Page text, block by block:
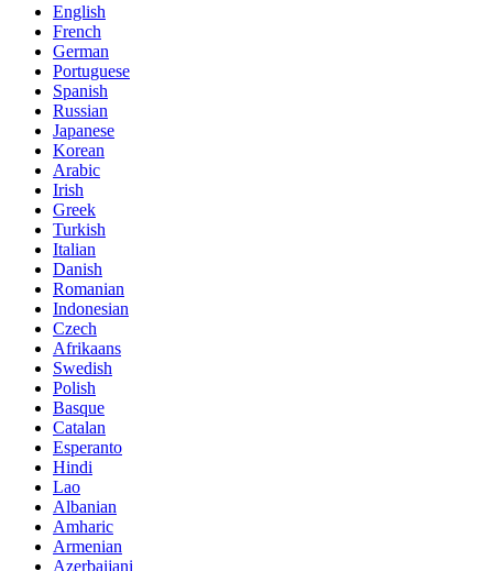
English
French
German
Portuguese
Spanish
Russian
Japanese
Korean
Arabic
Irish
Greek
Turkish
Italian
Danish
Romanian
Indonesian
Czech
Afrikaans
Swedish
Polish
Basque
Catalan
Esperanto
Hindi
Lao
Albanian
Amharic
Armenian
Azerbaijani